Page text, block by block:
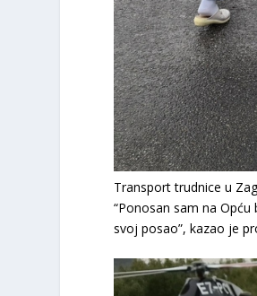
Transport trudnice u
“Ponosan sam na
svoj posao”, kazao je